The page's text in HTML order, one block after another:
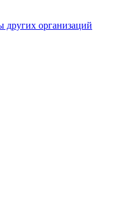
других организаций